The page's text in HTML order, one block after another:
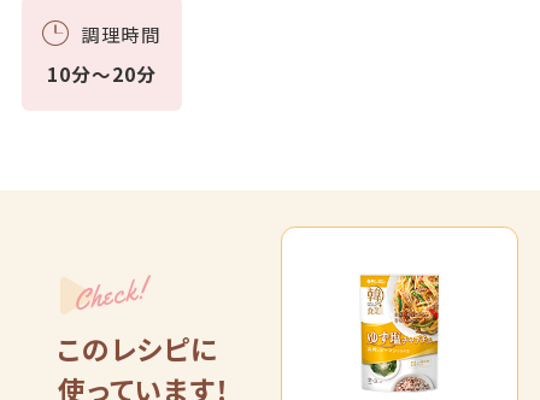
調理時間
10分～20分
Check!
このレシピに
使っています！